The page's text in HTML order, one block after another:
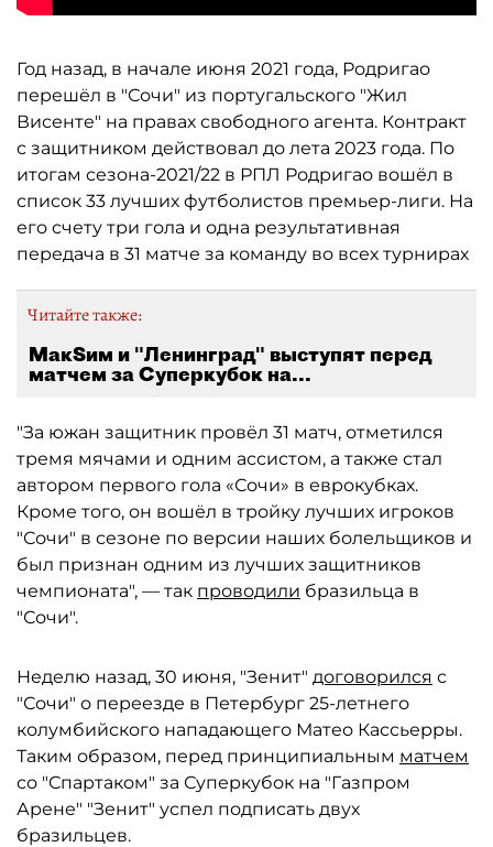
Год назад, в начале июня 2021 года, Родригао
перешёл в "Сочи" из португальского "Жил
Висенте" на правах свободного агента. Контракт
с защитником действовал до лета 2023 года. По
итогам сезона-2021/22 в РПЛ Родригао вошёл в
список 33 лучших футболистов премьер-лиги. На
его счету три гола и одна результативная
передача в 31 матче за команду во всех турнирах
Читайте также:
МакSим и "Ленинград" выступят перед
матчем за Суперкубок на...
"За южан защитник провёл 31 матч, отметился
тремя мячами и одним ассистом, а также стал
автором первого гола «Сочи» в еврокубках.
Кроме того, он вошёл в тройку лучших игроков
"Сочи" в сезоне по версии наших болельщиков и
был признан одним из лучших защитников
чемпионата", — так проводили бразильца в
"Сочи".
Неделю назад, 30 июня, "Зенит" договорился с
"Сочи" о переезде в Петербург 25-летнего
колумбийского нападающего Матео Кассьерры.
Таким образом, перед принципиальным матчем
со "Спартаком" за Суперкубок на "Газпром
Арене" "Зенит" успел подписать двух
бразильцев.